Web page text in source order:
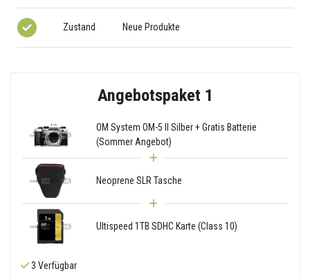
Zustand Neue Produkte
Angebotspaket 1
OM System OM-5 II Silber + Gratis Batterie
(Sommer Angebot)
Neoprene SLR Tasche
Ultispeed 1TB SDHC Karte (Class 10)
3 Verfügbar